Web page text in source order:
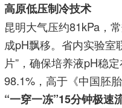
高原低压制冷技术
昆明大气压约81kPa，
成pH飘移。省内实验室
片”，确保培养液pH稳
98.1%，高于《中国胚
“一穿一冻”15分钟极速